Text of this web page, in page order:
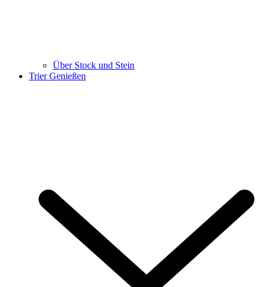
Über Stock und Stein
Trier Genießen